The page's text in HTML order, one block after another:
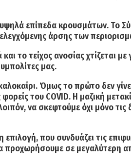
επίπεδα κρουσμάτων. Το
άρσης των
το τείχος ανοσίας χτίζεται
μας.
Όμως το πρώτο δεν
του CΟVID. Η μαζική
να σκεφτούμε όχι μόνο
που συνδυάζει τις
προχωρήσουμε σε μεγαλύτερη